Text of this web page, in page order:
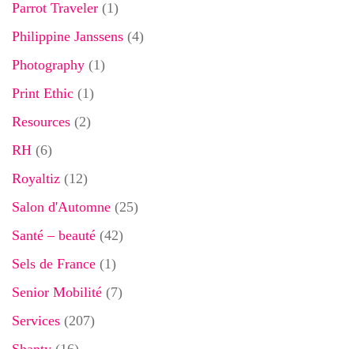
Parrot Traveler (1)
Philippine Janssens (4)
Photography (1)
Print Ethic (1)
Resources (2)
RH (6)
Royaltiz (12)
Salon d'Automne (25)
Santé – beauté (42)
Sels de France (1)
Senior Mobilité (7)
Services (207)